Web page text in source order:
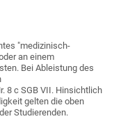
"medizinisch-
an einem
Bei Ableistung des
8 c SGB VII. Hinsichtlich
gelten die oben
Studierenden.